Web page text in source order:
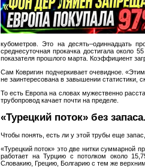
кубометров. Это на десять–одиннадцать
среднесуточная прокачка достигала около
показателя прошлого марта. Коэффициент
Сам Ковригин подчеркивает очевидное.
не заинтересована в завышении статистики,
То есть Европа на словах мужественно
трубопровод качает почти на пределе.
«Турецкий поток» без
Чтобы понять, есть ли у этой трубы еще
«Турецкий поток» это две нитки суммарной
работает на Турцию с потолком около
Словакию, Грецию, Болгарию с тем же